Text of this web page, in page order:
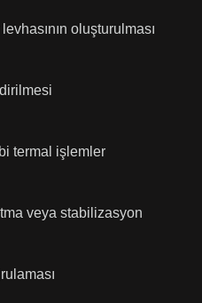
oluşturulması
termal işlemler
veya stabilizasyon